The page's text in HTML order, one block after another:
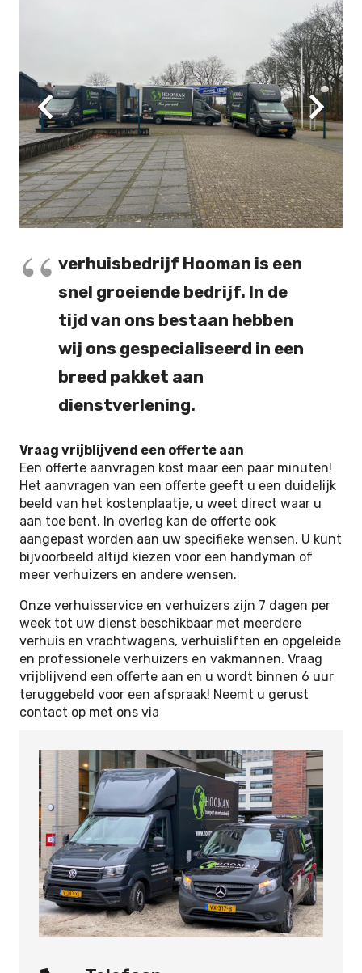
verhuisbedrijf Hooman is een
snel groeiende bedrijf. In de
tijd van ons bestaan hebben
wij ons gespecialiseerd in een
breed pakket aan
dienstverlening.
Vraag vrijblijvend een offerte aan
Een offerte aanvragen kost maar een paar minuten!
Het aanvragen van een offerte geeft u een duidelijk
beeld van het kostenplaatje, u weet direct waar u
aan toe bent. In overleg kan de offerte ook
aangepast worden aan uw specifieke wensen. U kunt
bijvoorbeeld altijd kiezen voor een handyman of
meer verhuizers en andere wensen.
Onze verhuisservice en verhuizers zijn 7 dagen per
week tot uw dienst beschikbaar met meerdere
verhuis en vrachtwagens, verhuisliften en opgeleide
en professionele verhuizers en vakmannen. Vraag
vrijblijvend een offerte aan en u wordt binnen 6 uur
teruggebeld voor een afspraak! Neemt u gerust
contact op met ons via